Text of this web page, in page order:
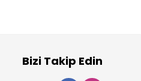
Bizi Takip Edin